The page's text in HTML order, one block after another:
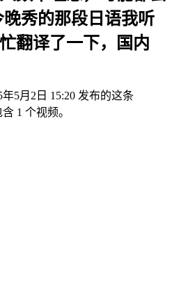
秀的那段日语我听
翻译了一下，国内
5月2日 15:20 发布的这条
1 个视频。